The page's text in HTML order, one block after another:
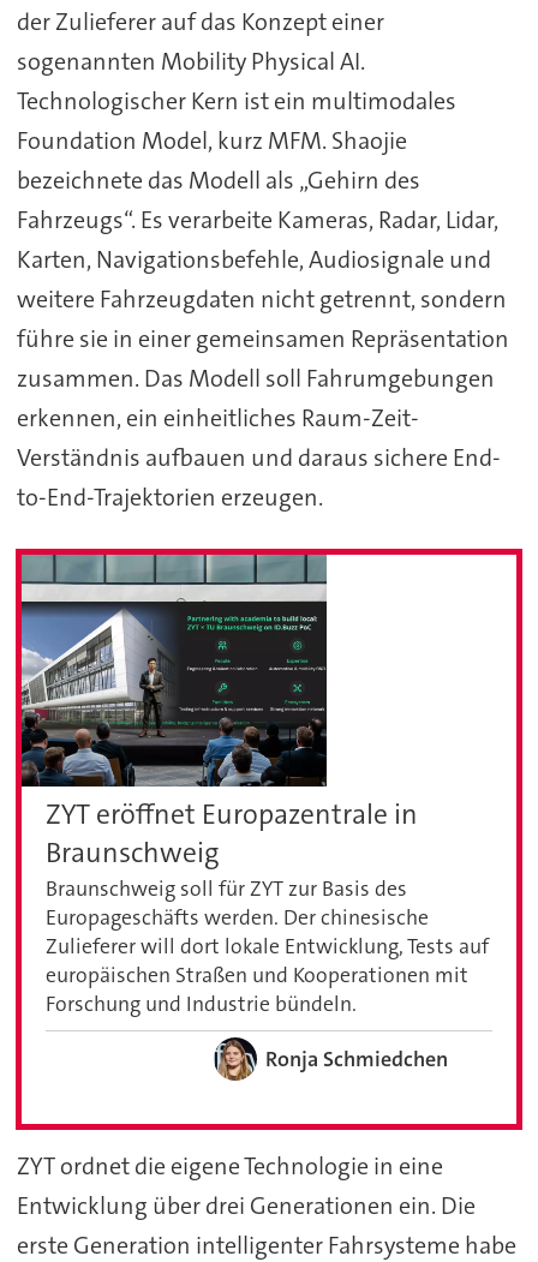
der Zulieferer auf das Konzept einer
sogenannten Mobility Physical AI.
Technologischer Kern ist ein multimodales
Foundation Model, kurz MFM. Shaojie
bezeichnete das Modell als „Gehirn des
Fahrzeugs“. Es verarbeite Kameras, Radar, Lidar,
Karten, Navigationsbefehle, Audiosignale und
weitere Fahrzeugdaten nicht getrennt, sondern
führe sie in einer gemeinsamen Repräsentation
zusammen. Das Modell soll Fahrumgebungen
erkennen, ein einheitliches Raum-Zeit-
Verständnis aufbauen und daraus sichere End-
to-End-Trajektorien erzeugen.
ZYT eröffnet Europazentrale in
Braunschweig
Braunschweig soll für ZYT zur Basis des
Europageschäfts werden. Der chinesische
Zulieferer will dort lokale Entwicklung, Tests auf
europäischen Straßen und Kooperationen mit
Forschung und Industrie bündeln.
Ronja Schmiedchen
ZYT ordnet die eigene Technologie in eine
Entwicklung über drei Generationen ein. Die
erste Generation intelligenter Fahrsysteme habe